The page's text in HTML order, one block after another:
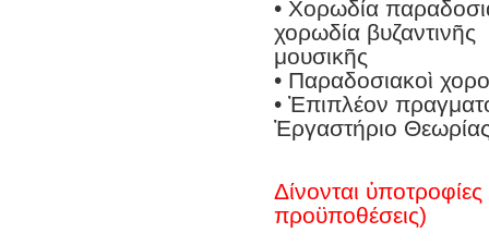
• Χορωδία
χορωδία βυζαντινῆς
μουσικῆς
• Παραδοσιακοὶ
• Ἐπιπλέον
Ἐργαστήριο
Δίνονται
προϋποθέσεις)